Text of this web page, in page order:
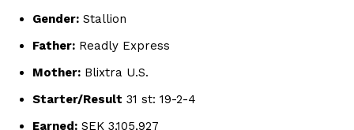
Gender: Stallion
Father: Readly Express
Mother: Blixtra U.S.
Starter/Result 31 st: 19-2-4
Earned: SEK 3,105,927